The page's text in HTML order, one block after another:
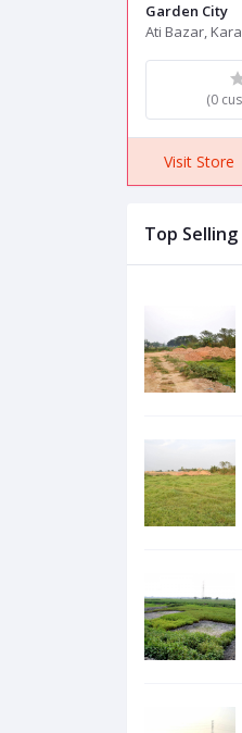
Garden City
Ati Bazar,
(0
Visit Store
Top